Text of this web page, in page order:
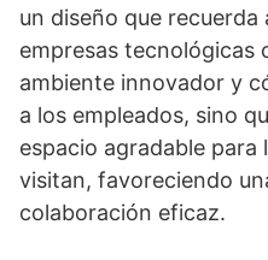
un diseño que
empresas tecnológicas
ambiente innovador y
a los empleados, sino
espacio agradable para
visitan, favoreciendo
colaboración eficaz.